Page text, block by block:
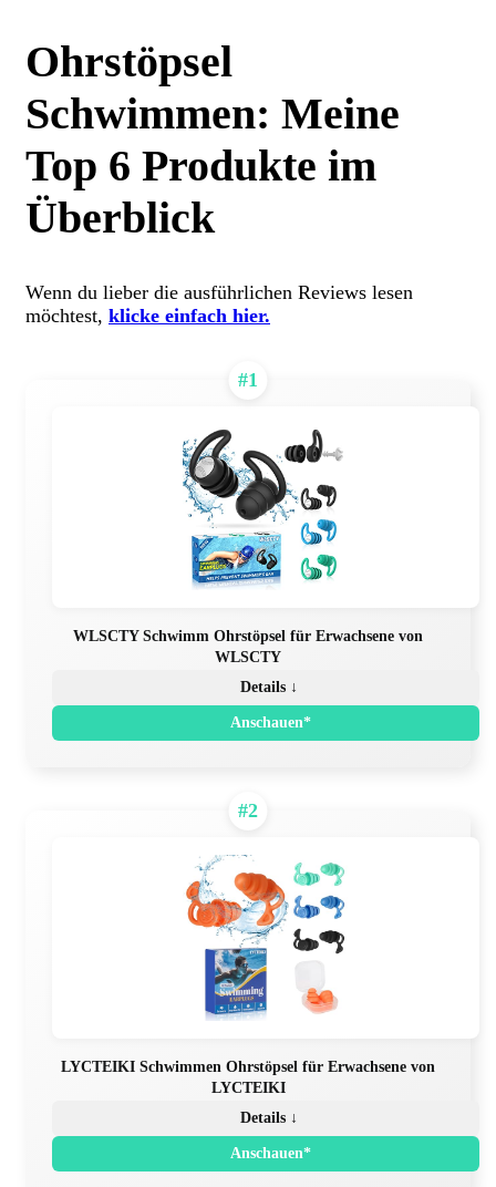
Ohrstöpsel
Schwimmen: Meine
Top 6 Produkte im
Überblick
Wenn du lieber die ausführlichen Reviews lesen
möchtest, klicke einfach hier.
#1
WLSCTY Schwimm Ohrstöpsel für Erwachsene von
WLSCTY
Details ↓
Anschauen*
#2
LYCTEIKI Schwimmen Ohrstöpsel für Erwachsene von
LYCTEIKI
Details ↓
Anschauen*